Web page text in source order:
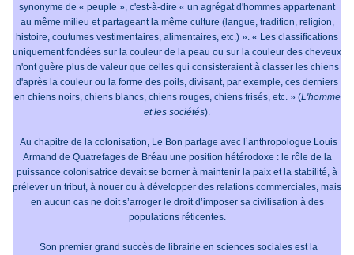
synonyme de « peuple », c'est-à-dire « un agrégat d'hommes appartenant
au même milieu et partageant la même culture (langue, tradition, religion,
histoire, coutumes vestimentaires, alimentaires, etc.) ». « Les classifications
uniquement fondées sur la couleur de la peau ou sur la couleur des cheveux
n'ont guère plus de valeur que celles qui consisteraient à classer les chiens
d'après la couleur ou la forme des poils, divisant, par exemple, ces derniers
en chiens noirs, chiens blancs, chiens rouges, chiens frisés, etc. » (L'homme
et les sociétés).
Au chapitre de la colonisation, Le Bon partage avec l’anthropologue Louis
Armand de Quatrefages de Bréau une position hétérodoxe : le rôle de la
puissance colonisatrice devait se borner à maintenir la paix et la stabilité, à
prélever un tribut, à nouer ou à développer des relations commerciales, mais
en aucun cas ne doit s’arroger le droit d’imposer sa civilisation à des
populations réticentes.
Son premier grand succès de librairie en sciences sociales est la